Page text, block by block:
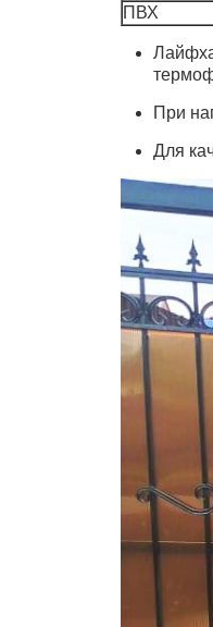
ПВХ
При
Для